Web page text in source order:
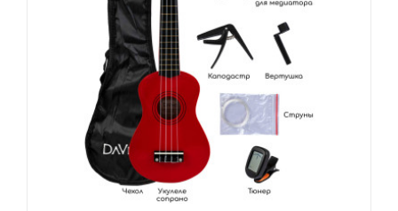
оставят равнодушными никого..
DAVINCI VINS-10RD PACK - УКУЛЕЛЕ КОМПЛЕКТ...